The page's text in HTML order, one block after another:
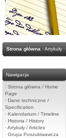
Strona główna ·Artykuły ·
Nawigacja
· Strona główna / Home
Page
· Dane techniczne /
Specification
· Kalendarium / Timeline
· Historia / History
·Artykuły / Articles
· Grupa Poszukiwawcza